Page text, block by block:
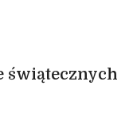
świątecznych